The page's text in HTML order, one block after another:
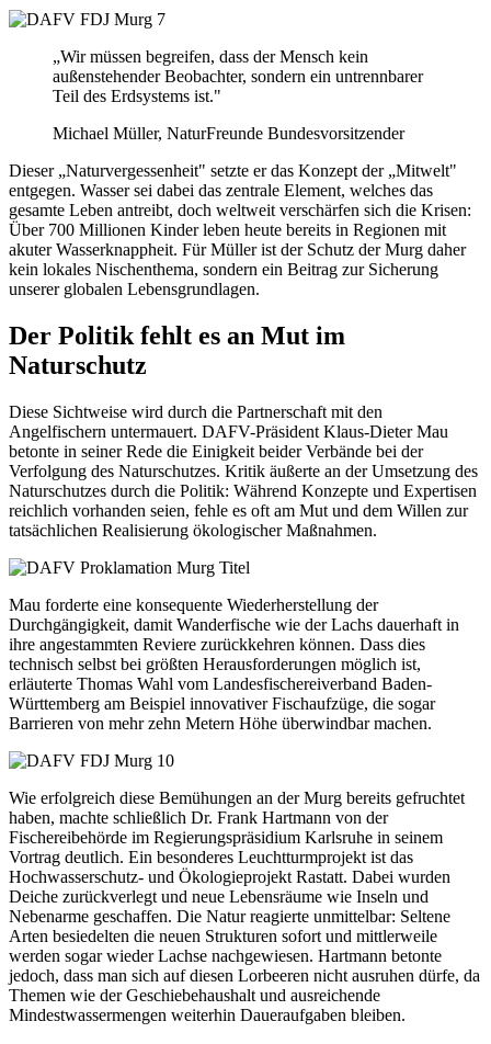
„Wir müssen begreifen, dass der Mensch kein
außenstehender Beobachter, sondern ein untrennbarer
Teil des Erdsystems ist."
Michael Müller, NaturFreunde Bundesvorsitzender
Dieser „Naturvergessenheit" setzte er das Konzept der „Mitwelt"
entgegen. Wasser sei dabei das zentrale Element, welches das
gesamte Leben antreibt, doch weltweit verschärfen sich die Krisen:
Über 700 Millionen Kinder leben heute bereits in Regionen mit
akuter Wasserknappheit. Für Müller ist der Schutz der Murg daher
kein lokales Nischenthema, sondern ein Beitrag zur Sicherung
unserer globalen Lebensgrundlagen.
Der Politik fehlt es an Mut im
Naturschutz
Diese Sichtweise wird durch die Partnerschaft mit den
Angelfischern untermauert. DAFV-Präsident Klaus-Dieter Mau
betonte in seiner Rede die Einigkeit beider Verbände bei der
Verfolgung des Naturschutzes. Kritik äußerte an der Umsetzung des
Naturschutzes durch die Politik: Während Konzepte und Expertisen
reichlich vorhanden seien, fehle es oft am Mut und dem Willen zur
tatsächlichen Realisierung ökologischer Maßnahmen.
Mau forderte eine konsequente Wiederherstellung der
Durchgängigkeit, damit Wanderfische wie der Lachs dauerhaft in
ihre angestammten Reviere zurückkehren können. Dass dies
technisch selbst bei größten Herausforderungen möglich ist,
erläuterte Thomas Wahl vom Landesfischereiverband Baden-
Württemberg am Beispiel innovativer Fischaufzüge, die sogar
Barrieren von mehr zehn Metern Höhe überwindbar machen.
Wie erfolgreich diese Bemühungen an der Murg bereits gefruchtet
haben, machte schließlich Dr. Frank Hartmann von der
Fischereibehörde im Regierungspräsidium Karlsruhe in seinem
Vortrag deutlich. Ein besonderes Leuchtturmprojekt ist das
Hochwasserschutz- und Ökologieprojekt Rastatt. Dabei wurden
Deiche zurückverlegt und neue Lebensräume wie Inseln und
Nebenarme geschaffen. Die Natur reagierte unmittelbar: Seltene
Arten besiedelten die neuen Strukturen sofort und mittlerweile
werden sogar wieder Lachse nachgewiesen. Hartmann betonte
jedoch, dass man sich auf diesen Lorbeeren nicht ausruhen dürfe, da
Themen wie der Geschiebehaushalt und ausreichende
Mindestwassermengen weiterhin Daueraufgaben bleiben.